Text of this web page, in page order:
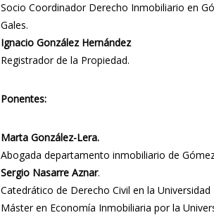
Socio Coordinador Derecho Inmobiliario en
Gales.
Ignacio González Hernández
Registrador de la Propiedad.
Ponentes:
Marta González-Lera.
Abogada departamento inmobiliario de
Sergio Nasarre Aznar.
Catedrático de Derecho Civil en la
Máster en Economía Inmobiliaria por la